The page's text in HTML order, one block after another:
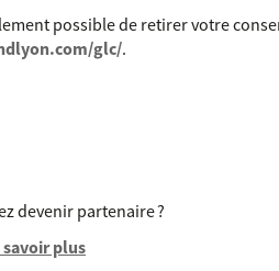
possible de retirer votre
glc/.
devenir partenaire ?
savoir plus